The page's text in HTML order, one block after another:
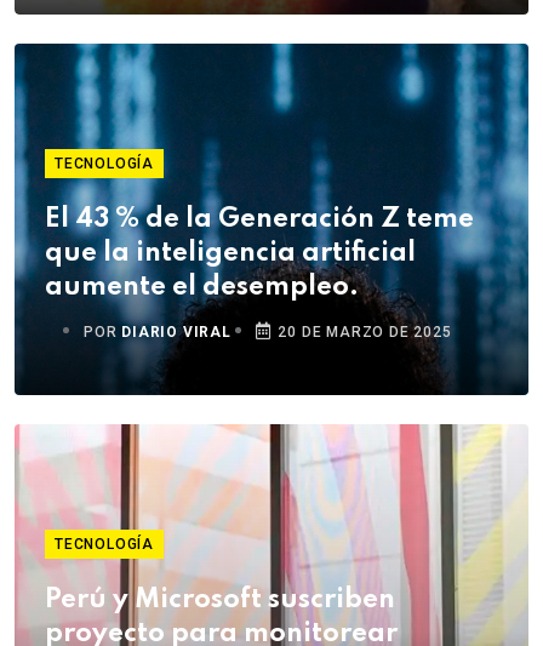
TECNOLOGÍA
El 43 % de la Generación Z teme
que la inteligencia artificial
aumente el desempleo.
POR DIARIO VIRAL 20 DE MARZO DE 2025
TECNOLOGÍA
Perú y Microsoft suscriben
proyecto para monitorear